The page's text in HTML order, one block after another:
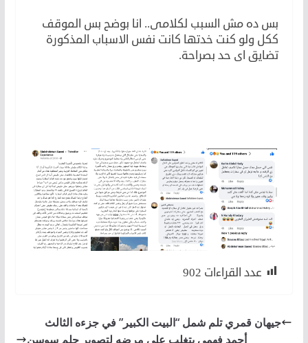
بس ده مش السبب لكلامى.. انا بوضح بس الموقف
ككل ولو كنت خدتها كانت نفس الاسباب المذكورة
تضايق اى حد بصراحة.
عدد القراءات 902
جيهان قمري تلم شمل “البيت الكبير” في جزءه الثالث
أحمد فهمي يتغلب على مرضه لتصوير حلم سوسن